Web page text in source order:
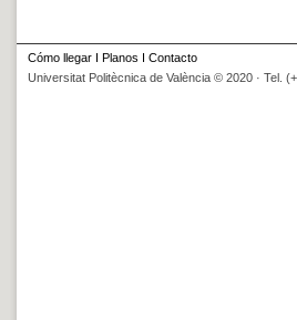
Cómo llegar I Planos I Contacto
Universitat Politècnica de València © 2020 · Tel.